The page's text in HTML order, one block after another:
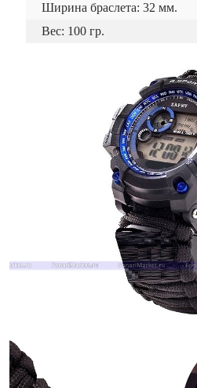
Ширина браслета: 32 мм.
Вес: 100 гр.